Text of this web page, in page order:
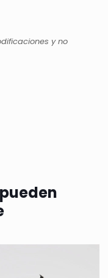
y no